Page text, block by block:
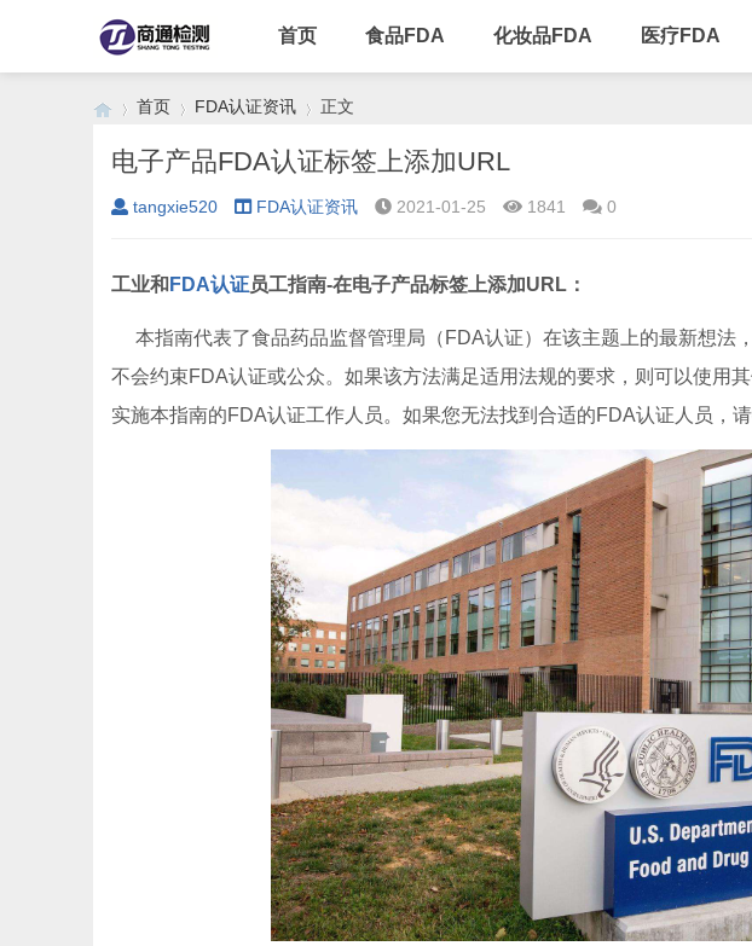
首页 食品FDA 化妆品FDA 医疗FDA
›
首页
›
FDA认证资讯
›
正文
电子产品FDA认证标签上添加URL
tangxie520 FDA认证资讯 2021-01-25 1841 0
工业和 FDA认证员工指南-在电子产品标签上添加URL：
本指南代表了食品药品监督管理局（FDA认证）在该主题上的最新想法
不会约束FDA认证或公众。如果该方法满足适用法规的要求，则可以使用
实施本指南的FDA认证工作人员。如果您无法找到合适的FDA认证人员，